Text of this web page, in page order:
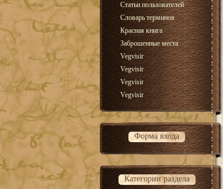
Статьи пользователей
Словарь терминов
Красная книга
Заброшенные места
Vegvisir
Vegvisir
Vegvisir
Vegvisir
Форма входа
Категории раздела